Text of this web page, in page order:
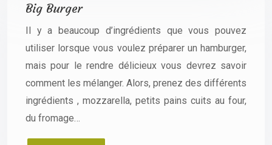
Big Burger
Il y a beaucoup d’ingrédients que vous pouvez
utiliser lorsque vous voulez préparer un hamburger,
mais pour le rendre délicieux vous devrez savoir
comment les mélanger. Alors, prenez des différents
ingrédients , mozzarella, petits pains cuits au four,
du fromage…